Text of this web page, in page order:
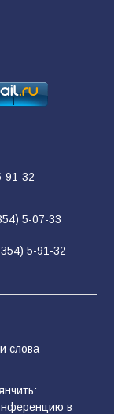
это
герой
91-32
5-07-33
5-91-32
слова
в